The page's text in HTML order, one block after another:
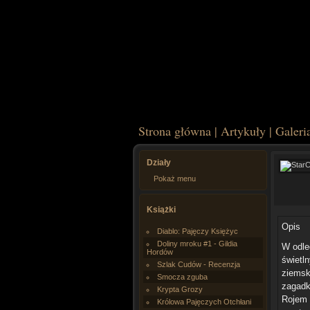
Strona główna | Artykuły |
Działy
Pokaż menu
Książki
Diablo: Pajęczy Księżyc
Doliny mroku #1 - Gildia
Hordów
Szlak Cudów - Recenzja
Smocza zguba
Krypta Grozy
Królowa Pajęczych Otchłani
Opis
W